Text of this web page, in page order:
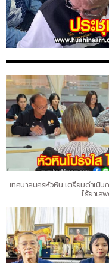
เทศบาลนครหัวหิน เตรียมดำเนิน
ไร้ยาเส